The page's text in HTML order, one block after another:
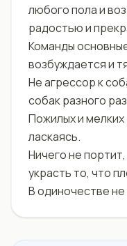
любого пола и
радостью и
Команды
возбуждается и
Не агрессор к
собак разного
Пожилых и мелких
ласкаясь.
Ничего не
украсть то, что
В одиночестве не